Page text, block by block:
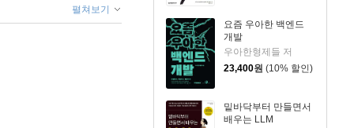
요즘 우아한 백엔드
개발
우아한형제들 저
23,400원 (10% 할인)
밑바닥부터 만들면서
배우는 LLM
펼쳐보기